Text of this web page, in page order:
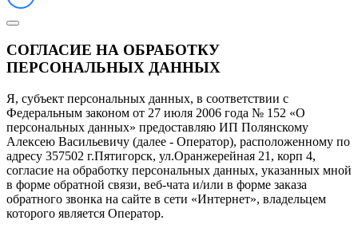
СОГЛАСИЕ НА ОБРАБОТКУ
ПЕРСОНАЛЬНЫХ ДАННЫХ
Я, субъект персональных данных, в соответствии с
Федеральным законом от 27 июля 2006 года № 152 «О
персональных данных» предоставляю ИП Полянскому
Алексею Васильевичу (далее - Оператор), расположенному по
адресу 357502 г.Пятигорск, ул.Оранжерейная 21, корп 4,
согласие на обработку персональных данных, указанных мной
в форме обратной связи, веб-чата и/или в форме заказа
обратного звонка на сайте в сети «Интернет», владельцем
которого является Оператор.